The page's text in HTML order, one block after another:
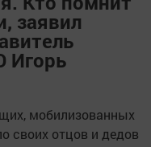
заявил
Игорь
мобилизованных
своих отцов и дедов